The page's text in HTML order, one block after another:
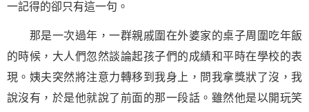
一記得的卻只有這一句。
那是一次過年，一群親戚圍在外婆家的桌子周圍吃年飯
的時候，大人們忽然談論起孩子們的成績和平時在學校的表
現。姨夫突然將注意力轉移到我身上，問我拿獎狀了沒，我
說沒有，於是他就說了前面的那一段話。雖然他是以開玩笑